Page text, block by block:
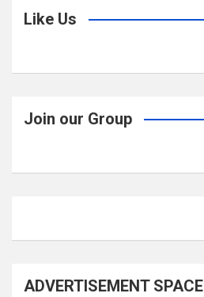
Like Us
Join our Group
ADVERTISEMENT SPACE